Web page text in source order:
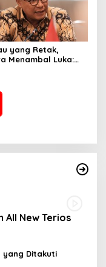
yang Retak,
Menambal Luka:
All New Terios
yang Ditakuti